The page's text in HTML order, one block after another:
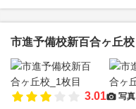
市進予備校新百合ヶ丘校
3.01 写真